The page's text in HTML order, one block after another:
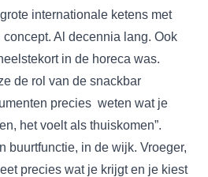
internationale ketens met
Al decennia lang. Ook
in de horeca was.
de rol van de snackbar
precies weten wat je
het voelt als thuiskomen”.
buurtfunctie, in de wijk. Vroeger,
precies wat je krijgt en je kiest